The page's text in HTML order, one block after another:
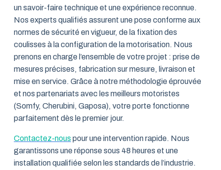
un savoir-faire technique et une expérience reconnue.
Nos experts qualifiés assurent une pose conforme aux
normes de sécurité en vigueur, de la fixation des
coulisses à la configuration de la motorisation. Nous
prenons en charge l’ensemble de votre projet : prise de
mesures précises, fabrication sur mesure, livraison et
mise en service. Grâce à notre méthodologie éprouvée
et nos partenariats avec les meilleurs motoristes
(Somfy, Cherubini, Gaposa), votre porte fonctionne
parfaitement dès le premier jour.
Contactez-nous pour une intervention rapide. Nous
garantissons une réponse sous 48 heures et une
installation qualifiée selon les standards de l’industrie.